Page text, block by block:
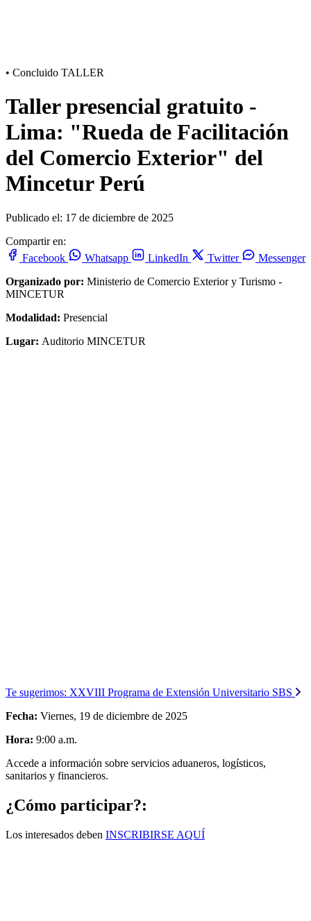
• Concluido TALLER
Taller presencial gratuito -
Lima: "Rueda de Facilitación
del Comercio Exterior" del
Mincetur Perú
Publicado el: 17 de diciembre de 2025
Compartir en:
Facebook
Whatsapp LinkedIn Twitter
Messenger
Organizado por: Ministerio de Comercio Exterior y Turismo -
MINCETUR
Modalidad: Presencial
Lugar: Auditorio MINCETUR
Te sugerimos: XXVIII Programa de Extensión Universitario SBS
Fecha: Viernes, 19 de diciembre de 2025
Hora: 9:00 a.m.
Accede a información sobre servicios aduaneros, logísticos,
sanitarios y financieros.
¿Cómo participar?:
Los interesados deben INSCRIBIRSE AQUÍ